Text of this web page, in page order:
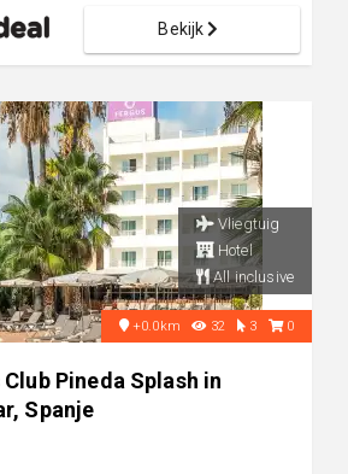
Bekijk
Vliegtuig
Hotel
All inclusive
+0.0km 32 3 0
Pineda Splash in
Spanje